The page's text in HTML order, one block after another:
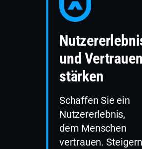
und
stärken
Schaffen Sie ein
Nutzererlebnis,
dem Menschen
vertrauen.